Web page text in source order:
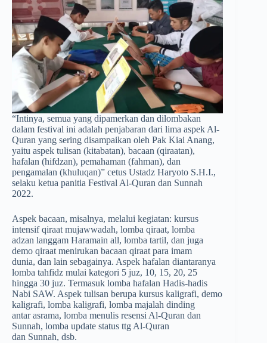
“Intinya, semua yang dipamerkan dan dilombakan
dalam festival ini adalah penjabaran dari lima aspek Al-
Quran yang sering disampaikan oleh Pak Kiai Anang,
yaitu aspek tulisan (kitabatan), bacaan (qiraatan),
hafalan (hifdzan), pemahaman (fahman), dan
pengamalan (khuluqan)” cetus Ustadz Haryoto S.H.I.,
selaku ketua panitia Festival Al-Quran dan Sunnah
2022.
Aspek bacaan, misalnya, melalui kegiatan: kursus
intensif qiraat mujawwadah, lomba qiraat, lomba
adzan langgam Haramain all, lomba tartil, dan juga
demo qiraat menirukan bacaan qiraat para imam
dunia, dan lain sebagainya. Aspek hafalan diantaranya
lomba tahfidz mulai kategori 5 juz, 10, 15, 20, 25
hingga 30 juz. Termasuk lomba hafalan Hadis-hadis
Nabi SAW. Aspek tulisan berupa kursus kaligrafi, demo
kaligrafi, lomba kaligrafi, lomba majalah dinding
antar asrama, lomba menulis resensi Al-Quran dan
Sunnah, lomba update status ttg Al-Quran
dan Sunnah, dsb.